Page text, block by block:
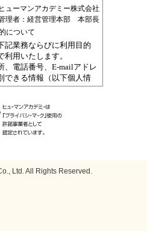
Ltd. All Rights Reserved.